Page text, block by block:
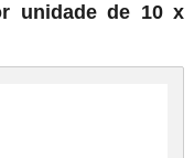
unidade de 10 x